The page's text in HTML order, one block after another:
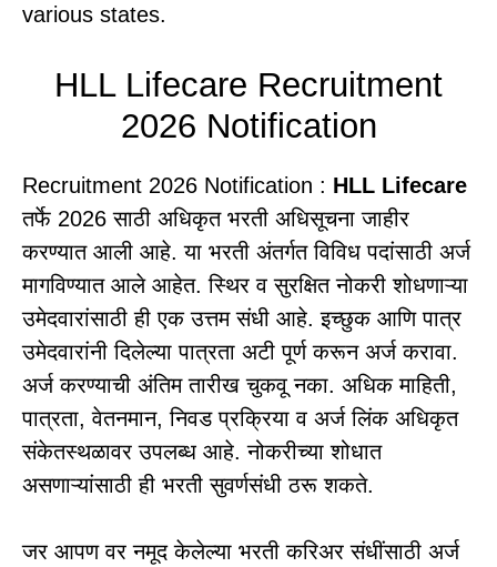
various states.
HLL Lifecare Recruitment
2026 Notification
Recruitment 2026 Notification : HLL Lifecare
तर्फे 2026 साठी अधिकृत भरती अधिसूचना जाहीर
करण्यात आली आहे. या भरती अंतर्गत विविध पदांसाठी अर्ज
मागविण्यात आले आहेत. स्थिर व सुरक्षित नोकरी शोधणाऱ्या
उमेदवारांसाठी ही एक उत्तम संधी आहे. इच्छुक आणि पात्र
उमेदवारांनी दिलेल्या पात्रता अटी पूर्ण करून अर्ज करावा.
अर्ज करण्याची अंतिम तारीख चुकवू नका. अधिक माहिती,
पात्रता, वेतनमान, निवड प्रक्रिया व अर्ज लिंक अधिकृत
संकेतस्थळावर उपलब्ध आहे. नोकरीच्या शोधात
असणाऱ्यांसाठी ही भरती सुवर्णसंधी ठरू शकते.
जर आपण वर नमूद केलेल्या भरती करिअर संधींसाठी अर्ज